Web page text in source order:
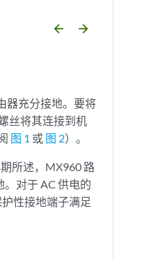
arrow_backward arrow_forward
器充分接地。要将
丝将其连接到机
图 1 或 图 2）。
所述，MX960 路
对于 AC 供电的
性接地端子满足